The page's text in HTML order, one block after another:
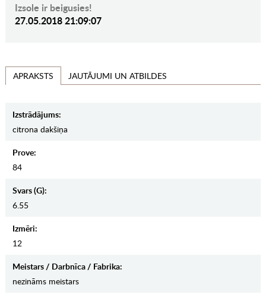
Izsole ir beigusies!
27.05.2018 21:09:07
APRAKSTS JAUTĀJUMI UN ATBILDES
Izstrādājums:
citrona dakšiņa
Prove:
84
Svars (g):
6.55
Izmēri:
12
Meistars / Darbnīca / Fabrika:
nezināms meistars